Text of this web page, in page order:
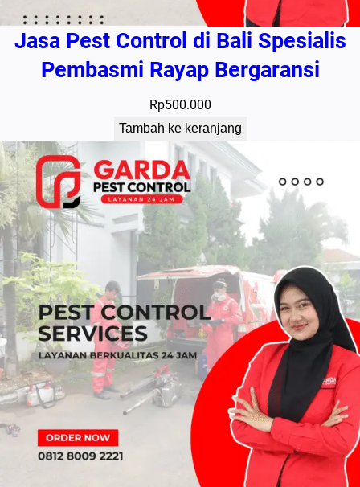
Jasa Pest Control di Bali Spesialis
Pembasmi Rayap Bergaransi
Rp500.000
Tambah ke keranjang